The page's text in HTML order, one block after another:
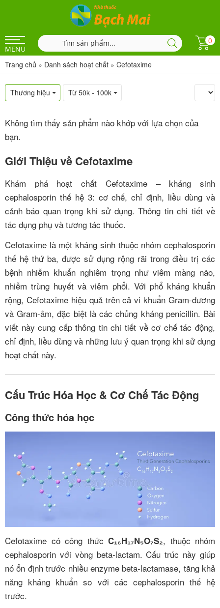
MENU
0
Trang chủ » Danh sách hoạt chất » Cefotaxime
Thương hiệu Từ 50k - 100k
Không tìm thấy sản phẩm nào khớp với lựa chọn của
bạn.
Giới Thiệu về Cefotaxime
Khám phá hoạt chất Cefotaxime – kháng sinh
cephalosporin thế hệ 3: cơ chế, chỉ định, liều dùng và
cảnh báo quan trọng khi sử dụng. Thông tin chi tiết về
tác dụng phụ và tương tác thuốc.
Cefotaxime là một kháng sinh thuộc nhóm cephalosporin
thế hệ thứ ba, được sử dụng rộng rãi trong điều trị các
bệnh nhiễm khuẩn nghiêm trọng như viêm màng não,
nhiễm trùng huyết và viêm phổi. Với phổ kháng khuẩn
rộng, Cefotaxime hiệu quả trên cả vi khuẩn Gram-dương
và Gram-âm, đặc biệt là các chủng kháng penicillin. Bài
viết này cung cấp thông tin chi tiết về cơ chế tác động,
chỉ định, liều dùng và những lưu ý quan trọng khi sử dụng
hoạt chất này.
Cấu Trúc Hóa Học & Cơ Chế Tác Động
Công thức hóa học
Cefotaxime có công thức C₁₆H₁₇N₅O₇S₂, thuộc nhóm
cephalosporin với vòng beta-lactam. Cấu trúc này giúp
nó ổn định trước nhiều enzyme beta-lactamase, tăng khả
năng kháng khuẩn so với các cephalosporin thế hệ
trước.